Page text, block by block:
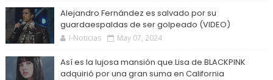
Alejandro Fernández es salvado por su
guardaespaldas de ser golpeado (VIDEO)
I-Noticias May 07, 2024
Así es la lujosa mansión que Lisa de BLACKPINK
adquirió por una gran suma en California